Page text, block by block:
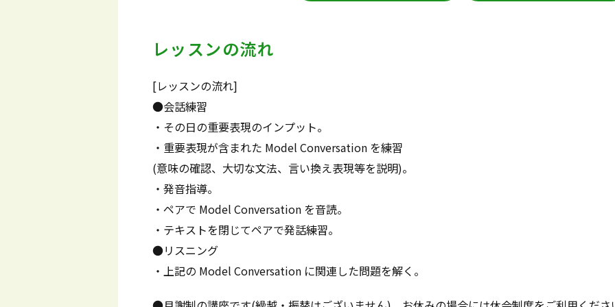
レッスンの流れ
[レッスンの流れ]
●会話練習
・その日の重要表現のインプット。
・重要表現が含まれた Model Conversation を練習
(意味の確認、大切な文法、言い換え表現等を説明)。
・発音指導。
・ペアで Model Conversation を音読。
・テキストを閉じてペアで発話練習。
●リスニング
・上記の Model Conversation に関連した問題を解く。